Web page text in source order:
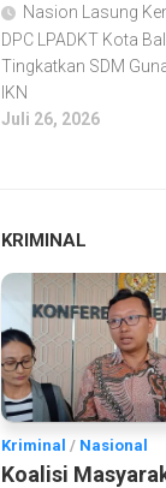
Nasion Lasung
DPC LPADKT Kota
Tingkatkan SDM
IKN
Juli 26, 2026
KRIMINAL
Kriminal / Nasional
Koalisi